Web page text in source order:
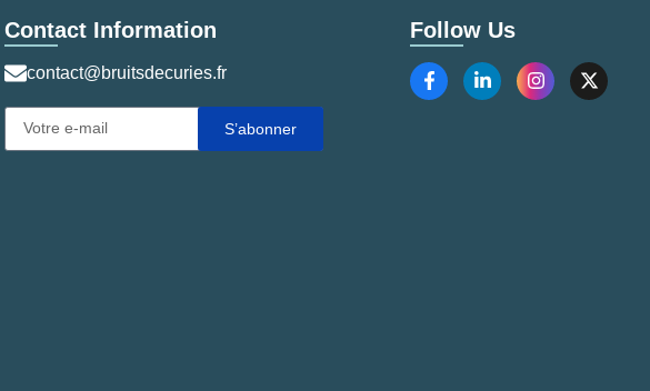
Contact Information
contact@bruitsdecuries.fr
S’abonner
Follow Us